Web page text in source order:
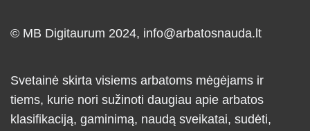
© MB Digitaurum 2024, info@arbatosnauda.lt
Svetainė skirta visiems arbatoms mėgėjams ir
tiems, kurie nori sužinoti daugiau apie arbatos
klasifikaciją, gaminimą, naudą sveikatai, sudėti,